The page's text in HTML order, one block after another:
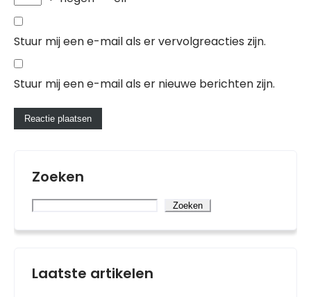
Stuur mij een e-mail als er vervolgreacties zijn.
Stuur mij een e-mail als er nieuwe berichten zijn.
Zoeken
Zoeken
Laatste artikelen